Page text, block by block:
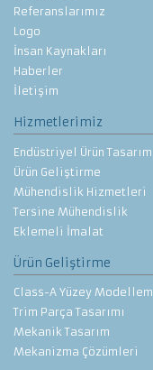
Referanslarımız
Logo
İnsan Kaynakları
Haberler
İletişim
Hizmetlerimiz
Endüstriyel Ürün
Ürün Geliştirme
Mühendislik Hizmetleri
Tersine Mühendislik
Eklemeli İmalat
Ürün Geliştirme
Class-A Yüzey
Trim Parça Tasarımı
Mekanik Tasarım
Mekanizma Çözümleri